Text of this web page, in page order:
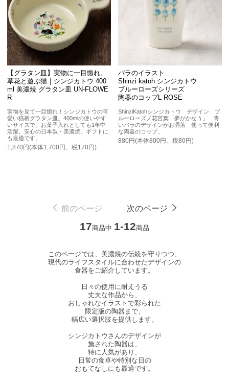
【グラタン皿】実物に一目惚れ。
草花と遊ぶ猫｜シンジカトウ 400
ml 美濃焼 グラタン皿 UN-FLOWE
R
実物を見て一目惚れ！シンジカトウの可
愛い猫柄グラタン皿。400mlの使いやす
いサイズで、お菓子入れとしても1年中
活躍。安心の日本製・美濃焼。ギフトに
も最適です。
1,870円(本体1,700円、税170円)
バラのイラスト
Shinzi katoh シンジカトウ
ブルーローズシリーズ
陶器のコップL ROSE
ShinziKatohシンジカトウ デザイン ブ
ルーローズノ花言葉「夢がかなう」 青
いバラのデザインがお洒落 使って便利
な陶器のコップ。
880円(本体800円、税80円)
前のページ 次のページ
17商品中 1-12商品
このページでは、美濃焼の伝統を守りつつ、
現代のライフスタイルに合わせたデザインの
食器をご紹介しています。
日々の使用に耐えうる
丈夫な作品から、
おしゃれなイラストで彩られた
限定版の陶器まで、
幅広い選択肢を提供します。
シンジカトウさんのデザインが
施された陶器は、
特に人気があり、
日常の食卓や特別な日の
おもてなしにも最適です。